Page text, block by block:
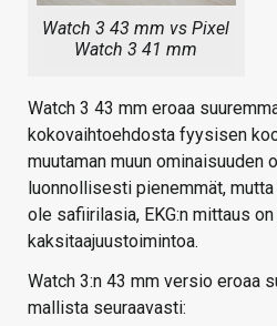
Watch 3 43 mm vs Pixel
Watch 3 41 mm
Watch 3 43 mm eroaa
kokovaihtoehdosta fyysisen
muutaman muun ominaisuuden
luonnollisesti pienemmät,
ole safiirilasia, EKG:n mittaus
kaksitaajuustoimintoa.
Watch 3:n 43 mm versio eroaa
mallista seuraavasti: